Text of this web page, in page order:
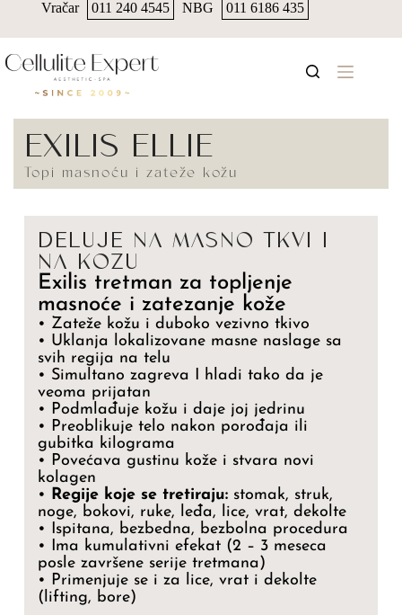
Vračar 011 240 4545 NBG 011 6186 435
EXILIS ELLIE
Topi masnoću i zateže kožu
DELUJE NA MASNO TKVI I
NA KOZU
Exilis tretman za topljenje
masnoće i zatezanje kože
• Zateže kožu i duboko vezivno tkivo
• Uklanja lokalizovane masne naslage sa
svih regija na telu
• Simultano zagreva I hladi tako da je
veoma prijatan
• Podmlađuje kožu i daje joj jedrinu
• Preoblikuje telo nakon porođaja ili
gubitka kilograma
• Povećava gustinu kože i stvara novi
kolagen
• Regije koje se tretiraju:stomak, struk,
noge, bokovi, ruke, leđa, lice, vrat, dekolte
• Ispitana, bezbedna, bezbolna procedura
• Ima kumulativni efekat (2 – 3 meseca
posle završene serije tretmana)
• Primenjuje se i za lice, vrat i dekolte
(lifting, bore)